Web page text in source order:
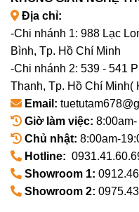
Địa chỉ:
-Chi nhánh 1: 988 Lạc
Bình, Tp. Hồ Chí Minh
-Chi nhánh 2: 539 - 541
Thạnh, Tp. Hồ Chí
Email:
Giờ làm việc:
Chủ nhật: 8:00am-
Hotline:
Showroom 1:
Showroom 2: